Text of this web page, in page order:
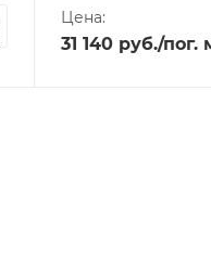
Цена:
31 140 руб./пог.